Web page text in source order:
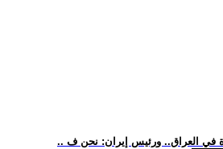
في العراق.. ورئيس إيران: نحن ف